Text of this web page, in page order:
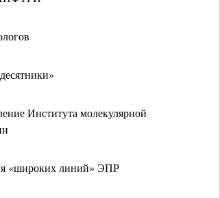
Института молекулярной
«широких линий» ЭПР